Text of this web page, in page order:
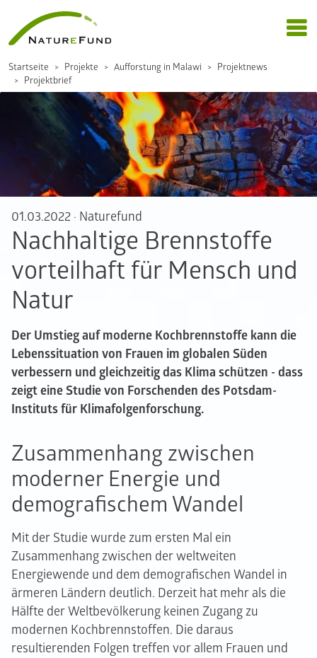
Startseite Projekte Aufforstung in Malawi
Projektnews
Projektbrief
01.03.2022 · Naturefund
Nachhaltige Brennstoffe
vorteilhaft für Mensch und
Natur
Der Umstieg auf moderne Kochbrennstoffe kann die
Lebenssituation von Frauen im globalen Süden
verbessern und gleichzeitig das Klima schützen - dass
zeigt eine Studie von Forschenden des Potsdam-
Instituts für Klimafolgenforschung.
Zusammenhang zwischen
moderner Energie und
demografischem Wandel
Mit der Studie wurde zum ersten Mal ein
Zusammenhang zwischen der weltweiten
Energiewende und dem demografischen Wandel in
ärmeren Ländern deutlich. Derzeit hat mehr als die
Hälfte der Weltbevölkerung keinen Zugang zu
modernen Kochbrennstoffen. Die daraus
resultierenden Folgen treffen vor allem Frauen und